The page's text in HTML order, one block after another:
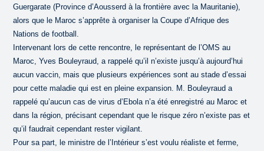
Guergarate (Province d’Aousserd à la frontière avec la Mauritanie),
alors que le Maroc s’apprête à organiser la Coupe d’Afrique des
Nations de football.
Intervenant lors de cette rencontre, le représentant de l’OMS au
Maroc, Yves Bouleyraud, a rappelé qu’il n’existe jusqu’à aujourd’hui
aucun vaccin, mais que plusieurs expériences sont au stade d’essai
pour cette maladie qui est en pleine expansion. M. Bouleyraud a
rappelé qu’aucun cas de virus d’Ebola n’a été enregistré au Maroc et
dans la région, précisant cependant que le risque zéro n’existe pas et
qu’il faudrait cependant rester vigilant.
Pour sa part, le ministre de l’Intérieur s’est voulu réaliste et ferme,